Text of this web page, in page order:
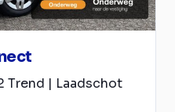
Trend | Laadschot